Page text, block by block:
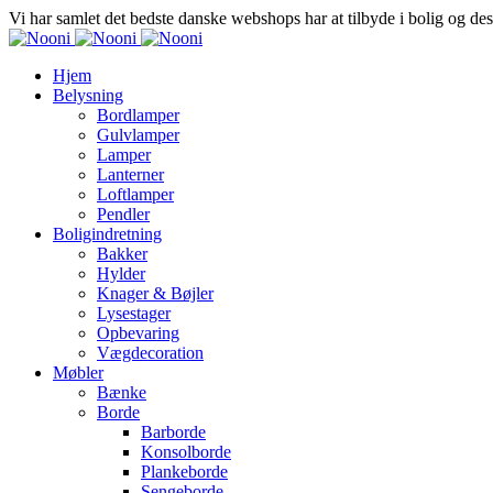
Vi har samlet det bedste danske webshops har at tilbyde i bolig og
Hjem
Belysning
Bordlamper
Gulvlamper
Lamper
Lanterner
Loftlamper
Pendler
Boligindretning
Bakker
Hylder
Knager & Bøjler
Lysestager
Opbevaring
Vægdecoration
Møbler
Bænke
Borde
Barborde
Konsolborde
Plankeborde